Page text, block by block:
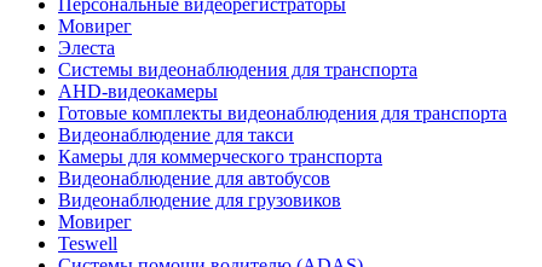
Персональные видеорегистраторы
Мовирег
Элеста
Системы видеонаблюдения для транспорта
AHD-видеокамеры
Готовые комплекты видеонаблюдения для транспорта
Видеонаблюдение для такси
Камеры для коммерческого транспорта
Видеонаблюдение для автобусов
Видеонаблюдение для грузовиков
Мовирег
Teswell